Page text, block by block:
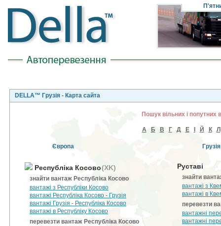
DELLA™ Грузія - Карта сайта
Пошук вільних і попутних
А Б В Г Д Е Й К Л
Європа Грузія
Республіка Косово(XK)
знайти вантаж Республіка Косово
вантажі з Республіки Косово
вантажі Республіка Косово - Грузія
вантажі Грузія - Республіка Косово
вантажі в Республіку Косово
перевезти вантаж Республіка Косово
Руставі
знайти
вантажі з
вантажі в
перевезти
вантажні
вантажні